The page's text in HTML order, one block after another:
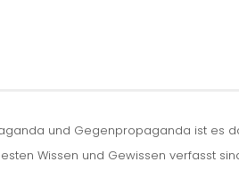
und Gegenpropaganda ist es
Wissen und Gewissen verfasst